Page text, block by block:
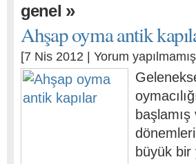
genel »
Ahşap oyma antik
[7 Nis 2012 | Yorum yapılmamış
büyük